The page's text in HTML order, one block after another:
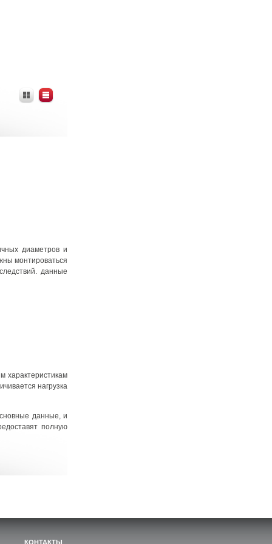
диаметров и
монтироваться
данные
характеристикам
нагрузка
данные, и
полную
КОНТАКТЫ